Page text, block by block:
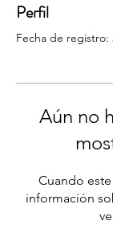
Perfil
Fecha de registro:
Aún no
Cuando
información